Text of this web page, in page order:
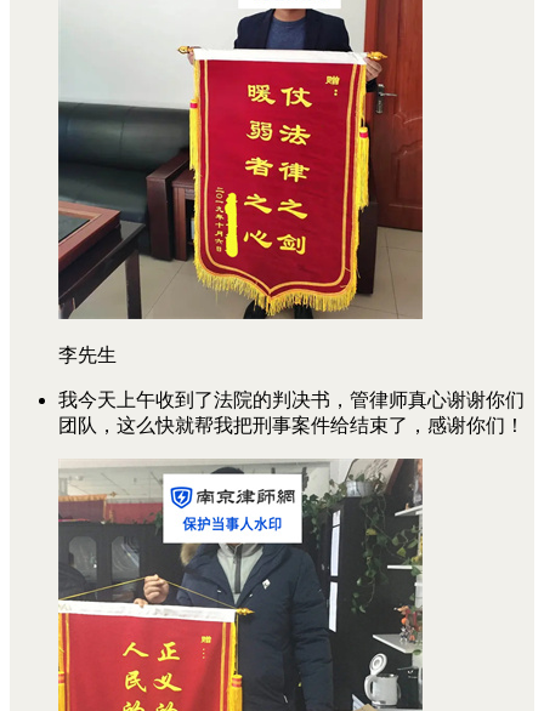
李先生
我今天上午收到了法院的判决书，管律师真心谢谢你们
团队，这么快就帮我把刑事案件给结束了，感谢你们！